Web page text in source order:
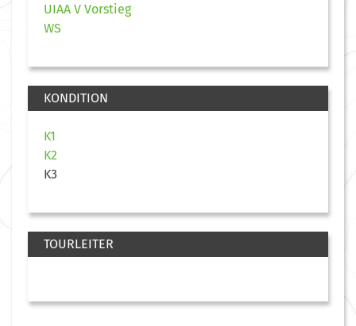
UIAA V Vorstieg
WS
KONDITION
K1
K2
K3
TOURLEITER